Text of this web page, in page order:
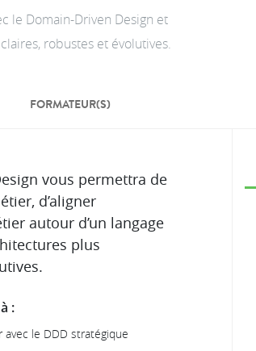
le Domain-Driven Design et
robustes et évolutives.
FORMATEUR(S)
vous permettra de
d’aligner
autour d’un langage
plus
:
le DDD stratégique